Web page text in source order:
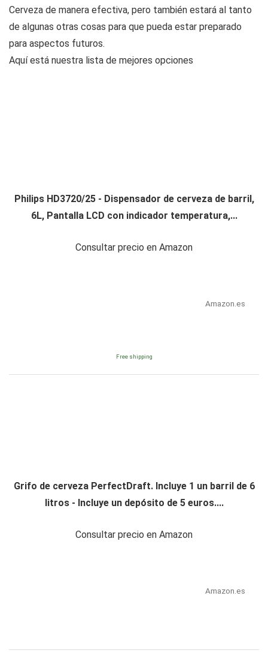
Cerveza de manera efectiva, pero también estará al tanto
de algunas otras cosas para que pueda estar preparado
para aspectos futuros.
Aquí está nuestra lista de mejores opciones
Philips HD3720/25 - Dispensador de cerveza de barril,
6L, Pantalla LCD con indicador temperatura,...
Consultar precio en Amazon
Amazon.es
Free shipping
Grifo de cerveza PerfectDraft. Incluye 1 un barril de 6
litros - Incluye un depósito de 5 euros....
Consultar precio en Amazon
Amazon.es